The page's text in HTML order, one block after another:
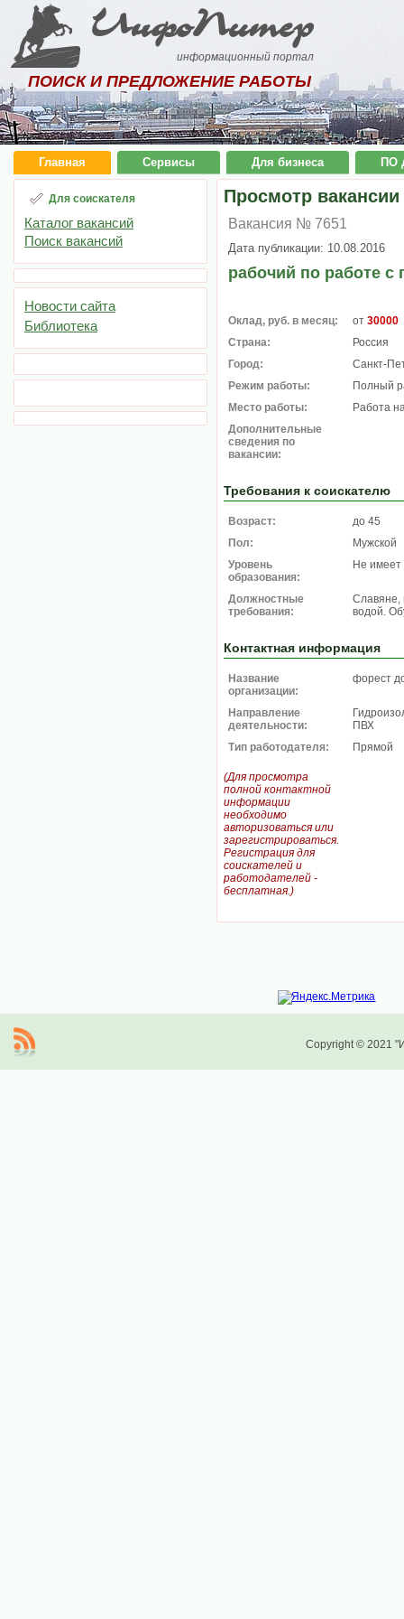
ИнфоПитер
информационный портал
ПОИСК И ПРЕДЛОЖЕНИЕ РАБОТЫ
Главная Сервисы Для бизнеса ПО
Для соискателя
Каталог вакансий
Поиск вакансий
Новости сайта
Библиотека
Просмотр вакансии
Вакансия № 7651
Дата публикации: 10.08.2016
рабочий по работе с
Оклад, руб. в месяц: от 30000
Страна:
Россия
Город:
Санкт-
Режим работы:
Полный
Место работы:
Работа
Дополнительные
сведения по
вакансии:
Требования к соискателю
Возраст:
до 45
Пол:
Мужской
Уровень
образования:
Не имеет
Должностные
требования:
Славяне,
водой.
Контактная информация
Название
организации:
форест
Направление
деятельности:
ПВХ
Тип работодателя:
Прямой
(Для просмотра
полной контактной
информации
необходимо
авторизоваться или
зарегистрироваться.
Регистрация для
соискателей и
работодателей -
бесплатная.)
Copyright © 2021